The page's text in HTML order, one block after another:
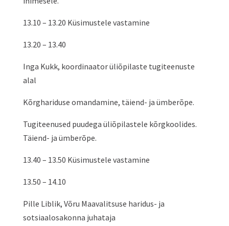
13.10 – 13.20 Küsimustele vastamine
13.20 – 13.40
Inga Kukk, koordinaator üliõpilaste tugiteenuste
alal
Kõrghariduse omandamine, täiend- ja ümberõpe.
Tugiteenused puudega üliõpilastele kõrgkoolides.
Täiend- ja ümberõpe.
13.40 – 13.50 Küsimustele vastamine
13.50 – 14.10
Pille Liblik, Võru Maavalitsuse haridus- ja
sotsiaalosakonna juhataja